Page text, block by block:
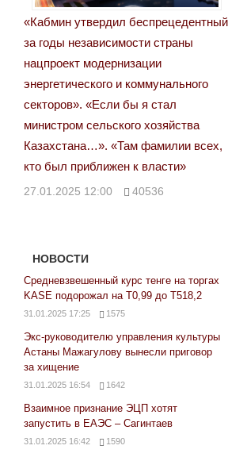
«Кабмин утвердил беспрецедентный
за годы независимости страны
нацпроект модернизации
энергетического и коммунального
секторов». «Если бы я стал
министром сельского хозяйства
Казахстана…». «Там фамилии всех,
кто был приближен к власти»
27.01.2025 12:00 40536
НОВОСТИ
Средневзвешенный курс тенге на торгах
KASE подорожал на Т0,99 до Т518,2
31.01.2025 17:25 1575
Экс-руководителю управления культуры
Астаны Мажагулову вынесли приговор
за хищение
31.01.2025 16:54 1642
Взаимное признание ЭЦП хотят
запустить в ЕАЭС – Сагинтаев
31.01.2025 16:42 1590